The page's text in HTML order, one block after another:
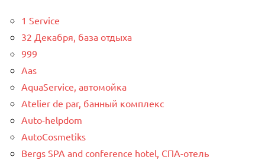
1 Service
32 Декабря, база отдыха
999
Aas
AquaService, автомойка
Atelier de par, банный комплекс
Auto-helpdom
AutoCosmetiks
Bergs SPA and conference hotel, СПА-отель